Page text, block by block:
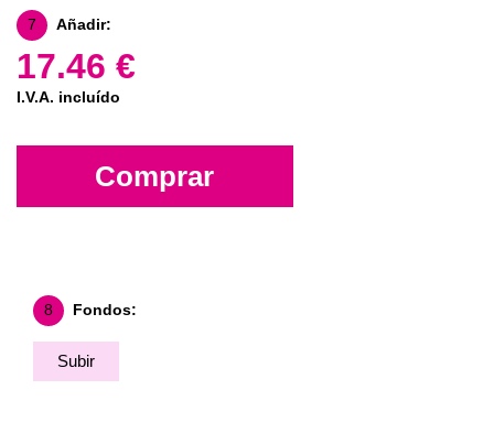
7 Añadir:
17.46 €
I.V.A. incluído
Comprar
8 Fondos:
Subir